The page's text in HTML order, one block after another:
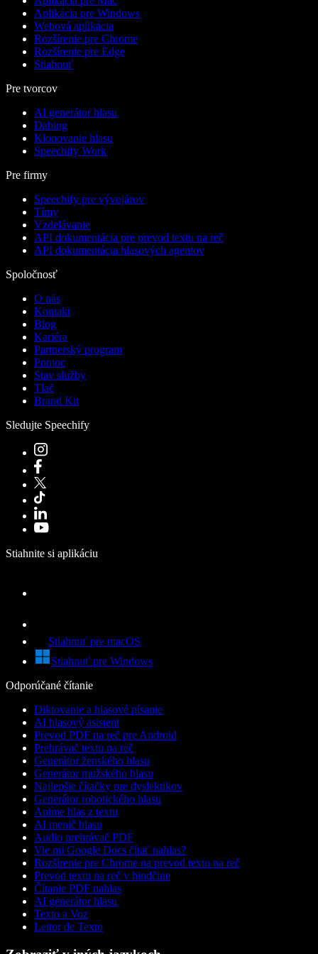
Aplikácia pre Windows
Webová aplikácia
Rozšírenie pre Chrome
Rozšírenie pre Edge
Stiahnuť
Pre tvorcov
AI generátor hlasu
Dabing
Klonovanie hlasu
Speechify Work
Pre firmy
Speechify pre vývojárov
Tímy
Vzdelávanie
API dokumentácia pre prevod textu na reč
API dokumentácia hlasových agentov
Spoločnosť
O nás
Kontakt
Blog
Kariéra
Partnerský program
Pomoc
Stav služby
Tlač
Brand Kit
Sledujte Speechify
Stiahnite si aplikáciu
Stiahnuť pre macOS
Stiahnuť pre Windows
Odporúčané čítanie
Diktovanie a hlasové písanie
AI hlasový asistent
Prevod PDF na reč pre Android
Prehrávač textu na reč
Generátor ženského hlasu
Generátor mužského hlasu
Najlepšie čítačky pre dyslektikov
Generátor robotického hlasu
Anime hlas z textu
AI menič hlasu
Audio prehrávač PDF
Vie mi Google Docs čítať nahlas?
Rozšírenie pre Chrome na prevod textu na reč
Prevod textu na reč v hindčine
Čítanie PDF nahlas
AI generátor hlasu
Texto a Voz
Leitor de Texto